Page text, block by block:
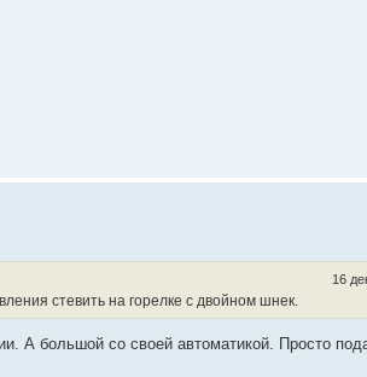
16
стевить на горелке с двойном шнек.
А большой со своей автоматикой. Просто